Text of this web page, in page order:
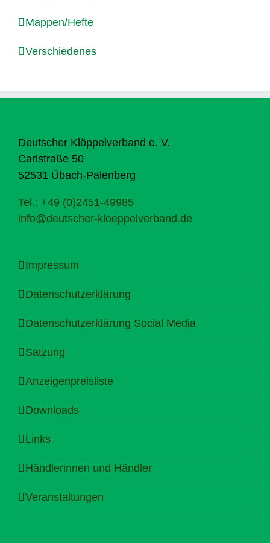
Mappen/Hefte
Verschiedenes
Deutscher Klöppelverband e. V.
Carlstraße 50
52531 Übach-Palenberg
Tel.: +49 (0)2451-49985
info@deutscher-kloeppelverband.de
Impressum
Datenschutzerklärung
Datenschutzerklärung Social Media
Satzung
Anzeigenpreisliste
Downloads
Links
Händlerinnen und Händler
Veranstaltungen